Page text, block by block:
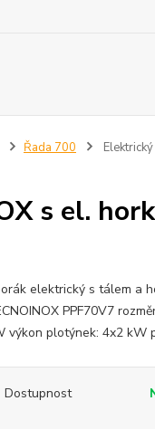
Řada 700
s el.
elektrický s tálem a
PPF70V7
výkon plotýnek: 4x2 kW
Dostupnost